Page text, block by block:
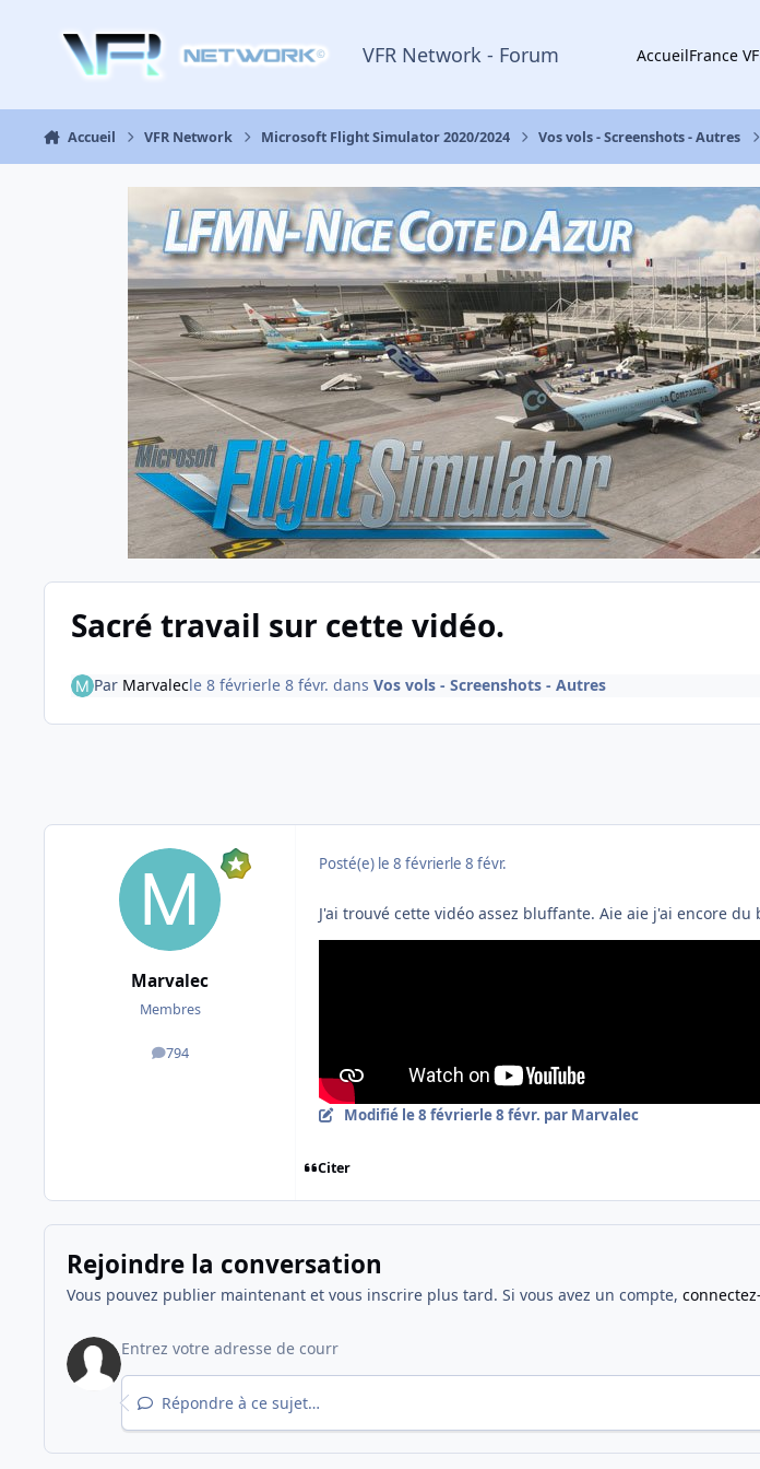
VFR Network - Forum AccueilFrance
Accueil VFR Network Microsoft Flight Simulator 2020/2024 Vos vols - Screenshots - Autres
Sacré travail sur cette vidéo.
Par Marvalecle 8 févrierle 8 févr. dans Vos vols - Screenshots - Autres
Marvalec
Membres
794
messages
Posté(e) le 8 févrierle 8 févr.
J'ai trouvé cette vidéo assez bluffante. Aie aie j'ai encore
Modifié le 8 févrierle 8 févr. par Marvalec
Citer
Rejoindre la conversation
Vous pouvez publier maintenant et vous inscrire plus tard. Si vous avez un compte,
Répondre à ce sujet…